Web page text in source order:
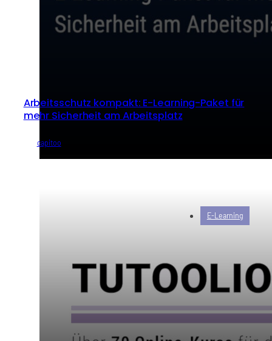
Arbeitsschutz kompakt: E-Learning-Paket für
mehr Sicherheit am Arbeitsplatz
capitoo
E-Learning